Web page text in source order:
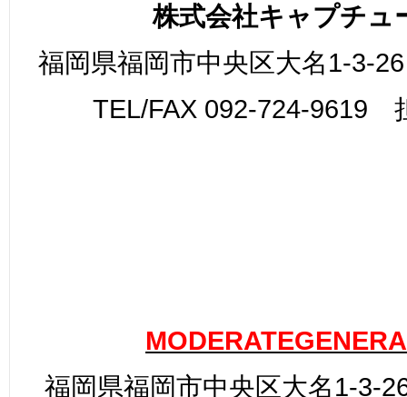
株式会社キャプチュ
福岡県福岡市中央区大名1-3-
TEL/FAX 092-724-9619
福岡県福岡市中央区大名1-3-